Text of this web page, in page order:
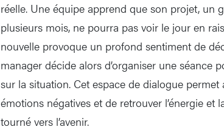
réelle. Une équipe apprend que son projet, un
plusieurs mois, ne pourra pas voir le jour en
nouvelle provoque un profond sentiment de
manager décide alors d’organiser une séance
sur la situation. Cet espace de dialogue
émotions négatives et de retrouver l’énergie et
tourné vers l’avenir.